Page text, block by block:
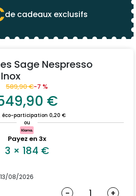
de cadeaux exclusifs
Sage Nespresso
589,90 €-7 %
€
éco-participation 0,20 €
ou
Payez en 3x
3 × 184 €
08/2026
- +